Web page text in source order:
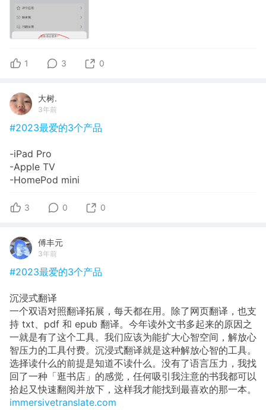
1 3 0
大树.
3年前
#2023最爱的3个产品
-iPad Pro
-Apple TV
-HomePod mini
3 0 0
傅丰元
3年前
#2023最爱的3个产品
沉浸式翻译
一个双语对照翻译拓展，每天都在用。除了网页翻译，也支
持 txt、pdf 和 epub 翻译。今年读外文书多起来的原因之
一就是有了这个工具。我们应该为能扩大心智空间，解放心
智压力的工具付费。沉浸式翻译就是这种解放心智的工具。
选择读什么的前提是知道不读什么。没有了语言压力，我找
回了一种「逛书店」的感觉，任何吸引我注意的书我都可以
拾起又快速翻阅并放下，这样我才能找到最喜欢的那一本。
immersivetranslate.com